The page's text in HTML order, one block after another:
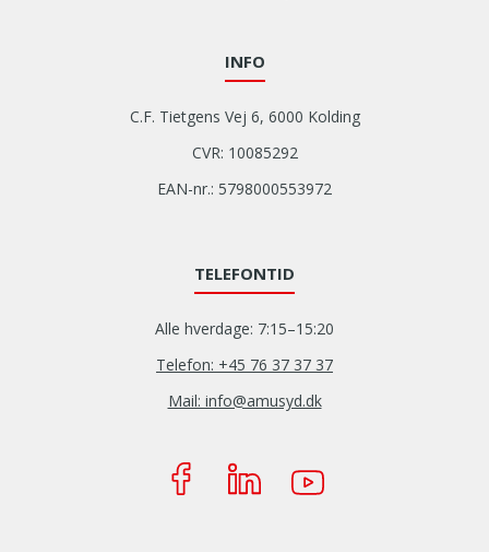
INFO
C.F. Tietgens Vej 6, 6000 Kolding
CVR: 10085292
EAN-nr.: 5798000553972
TELEFONTID
Alle hverdage: 7:15–15:20
Telefon: +45 76 37 37 37
Mail: info@amusyd.dk